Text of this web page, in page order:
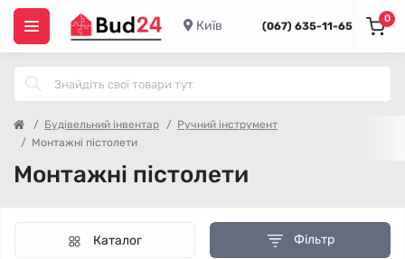
Київ (067) 635-11-65
0
Будівельний інвентар
Ручний інструмент
Монтажні пістолети
Монтажні пістолети
Фільтр
Каталог